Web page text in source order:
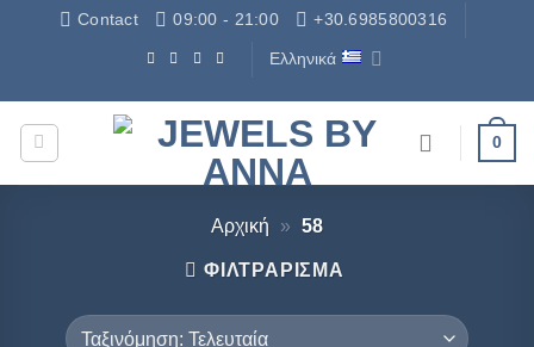
ΜετάβασηContact 09:00 - 21:00 +30.6985800316
Ελληνικά
0
Αρχική » 58
ΦΙΛΤΡΆΡΙΣΜΑ